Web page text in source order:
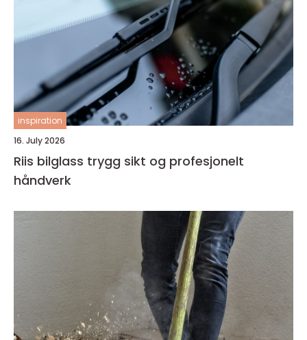
inspiration
16. July 2026
Riis bilglass trygg sikt og profesjonelt
håndverk